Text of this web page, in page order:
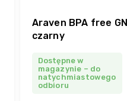
Araven BPA free
czarny
Dostępne w
magazynie – do
natychmiastowego
odbioru